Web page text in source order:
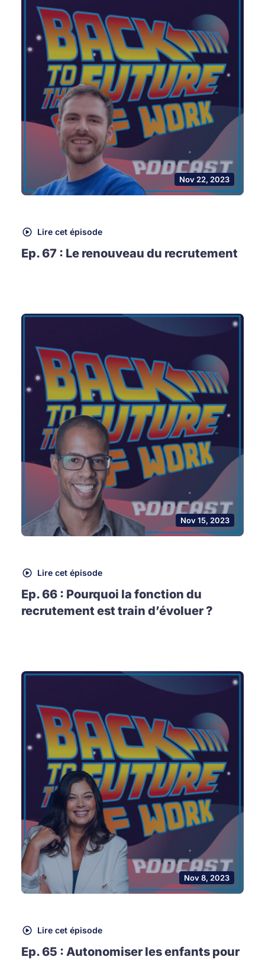
Nov 22, 2023
Lire cet épisode
Ep. 67 : Le renouveau du recrutement
Nov 15, 2023
Lire cet épisode
Ep. 66 : Pourquoi la fonction du
recrutement est train d’évoluer ?
Nov 8, 2023
Lire cet épisode
Ep. 65 : Autonomiser les enfants pour